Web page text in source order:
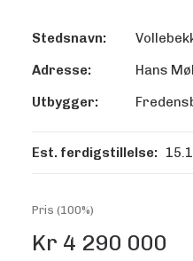
Stedsnavn:
Adresse:
Hans
Utbygger:
Est. ferdigstillelse:
Pris (100%)
Kr 4 290 000